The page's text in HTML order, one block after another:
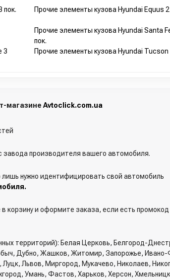
пок. Прочие элементы кузова Hyundai Equus 2
Прочие элементы кузова Hyundai Santa
пок.
3
Прочие элементы кузова Hyundai Tucson
магазине Avtoclick.com.ua
завода производителя вашего автомобиля.
нужно идентифицировать свой автомобиль
корзину и оформите заказа, если есть
территорий): Белая Церковь, Белгород-
Дубно, Жашков, Житомир, Запорожье,
Львов, Миргород, Мукачево, Николаев,
Умань, Фастов, Харьков, Херсон,